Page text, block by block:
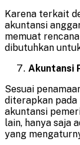
Karena terkait
akuntansi
memuat
dibutuhkan
Akuntansi
Sesuai
diterapkan pada
akuntansi
lain, hanya saja
yang